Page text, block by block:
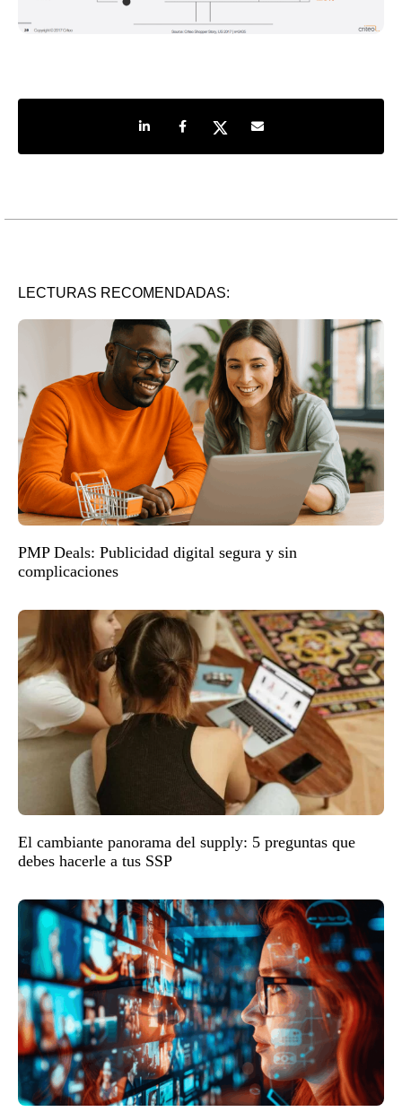
Share on LinkedIn
Share on Facebook
Share on TwitterShare by e-mail
LECTURAS RECOMENDADAS:
PMP Deals: Publicidad digital segura y sin
complicaciones
El cambiante panorama del supply: 5 preguntas que
debes hacerle a tus SSP